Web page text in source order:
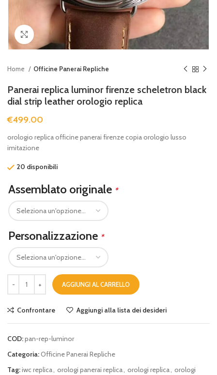
Clicca per ingrandire
Home Officine Panerai Repliche
Panerai replica luminor firenze scheletron black
dial strip leather orologio replica
€499.00
orologio replica officine panerai firenze copia orologio lusso
imitazione
20 disponibili
Assemblato originale *
Personalizzazione *
AGGIUNGI AL CARRELLO
Confrontare Aggiungi alla lista dei desideri
COD:pan-rep-luminor
Categoria:Officine Panerai Repliche
Tag:iwc replica orologi panerai replica orologi replica orologi